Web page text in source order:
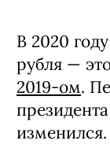
В 2020
рубля —
2019-ом.